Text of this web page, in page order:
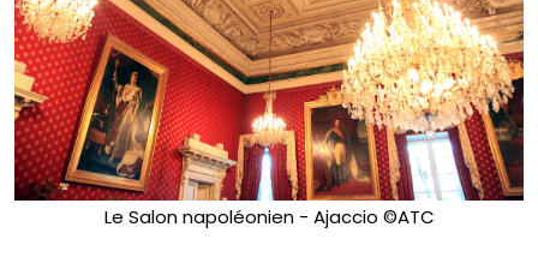
Le Salon napoléonien - Ajaccio ©ATC